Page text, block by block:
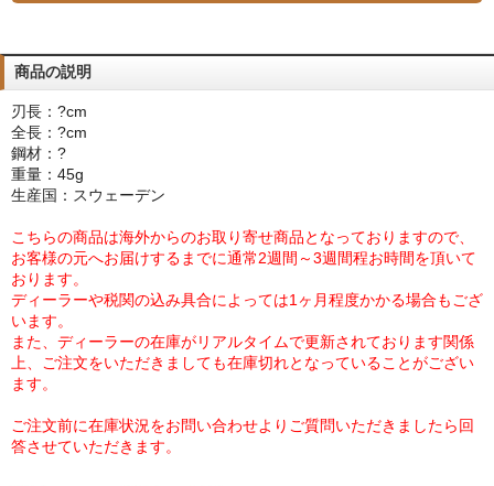
商品の説明
刃長：?cm
全長：?cm
鋼材：?
重量：45g
生産国：スウェーデン
こちらの商品は海外からのお取り寄せ商品となっておりますので、
お客様の元へお届けするまでに通常2週間～3週間程お時間を頂いて
おります。
ディーラーや税関の込み具合によっては1ヶ月程度かかる場合もござ
います。
また、ディーラーの在庫がリアルタイムで更新されております関係
上、ご注文をいただきましても在庫切れとなっていることがござい
ます。
ご注文前に在庫状況をお問い合わせよりご質問いただきましたら回
答させていただきます。